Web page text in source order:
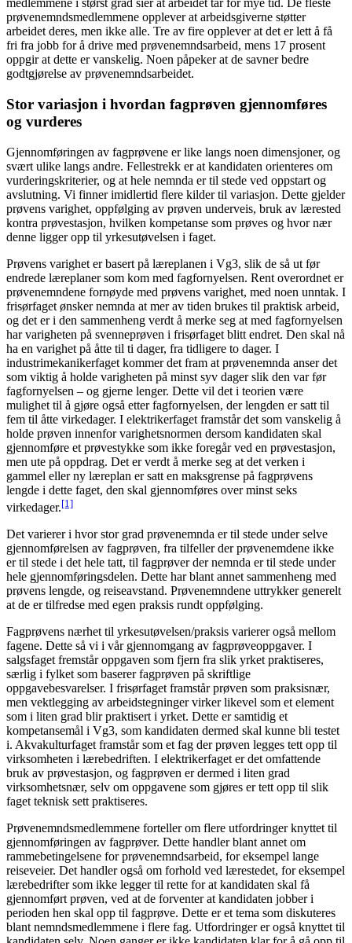
medlemmene i størst grad sier at arbeidet tar for mye tid. De fleste
prøvenemndsmedlemmene opplever at arbeidsgiverne støtter
arbeidet deres, men ikke alle. Tre av fire opplever at det er lett å få
fri fra jobb for å drive med prøvenemndsarbeid, mens 17 prosent
oppgir at dette er vanskelig. Noen påpeker at de savner bedre
godtgjørelse av prøvenemndsarbeidet.
Stor variasjon i hvordan fagprøven gjennomføres
og vurderes
Gjennomføringen av fagprøvene er like langs noen dimensjoner, og
svært ulike langs andre. Fellestrekk er at kandidaten orienteres om
vurderingskriterier, og at hele nemnda er til stede ved oppstart og
avslutning. Vi finner imidlertid flere kilder til variasjon. Dette gjelder
prøvens varighet, oppfølging av prøven underveis, bruk av lærested
kontra prøvestasjon, hvilken kompetanse som prøves og hvor nær
denne ligger opp til yrkesutøvelsen i faget.
Prøvens varighet er basert på læreplanen i Vg3, slik de så ut før
endrede læreplaner som kom med fagfornyelsen. Rent overordnet er
prøvenemndene fornøyde med prøvens varighet, med noen unntak. I
frisørfaget ønsker nemnda at mer av tiden brukes til praktisk arbeid,
og det er i den sammenheng verdt å merke seg at med fagfornyelsen
har varigheten på svenneprøven i frisørfaget blitt endret. Den skal nå
ha en varighet på åtte til ti dager, fra tidligere to dager. I
industrimekanikerfaget kommer det fram at prøvenemnda anser det
som viktig å holde varigheten på minst syv dager slik den var før
fagfornyelsen – og gjerne lenger. Dette vil det i teorien være
mulighet til å gjøre også etter fagfornyelsen, der lengden er satt til
fem til åtte virkedager. I elektrikerfaget framstår det som vanskelig å
holde prøven innenfor varighetsnormen dersom kandidaten skal
gjennomføre et prøvestykke som ikke foregår ved en prøvestasjon,
men ute på oppdrag. Det er verdt å merke seg at det verken i
gammel eller ny læreplan er satt en maksgrense på fagprøvens
lengde i dette faget, den skal gjennomføres over minst seks
virkedager.[1]
Det varierer i hvor stor grad prøvenemnda er til stede under selve
gjennomførelsen av fagprøven, fra tilfeller der prøvenemdene ikke
er til stede i det hele tatt, til fagprøver der nemnda er til stede under
hele gjennomføringsdelen. Dette har blant annet sammenheng med
prøvens lengde, og reiseavstand. Prøvenemndene uttrykker generelt
at de er tilfredse med egen praksis rundt oppfølging.
Fagprøvens nærhet til yrkesutøvelsen/praksis varierer også mellom
fagene. Dette så vi i vår gjennomgang av fagprøveoppgaver. I
salgsfaget fremstår oppgaven som fjern fra slik yrket praktiseres,
særlig i fylket som baserer fagprøven på skriftlige
oppgavebesvarelser. I frisørfaget framstår prøven som praksisnær,
men vektlegging av arbeidstegninger virker likevel som et element
som i liten grad blir praktisert i yrket. Dette er samtidig et
kompetansemål i Vg3, som kandidaten dermed skal kunne bli testet
i. Akvakulturfaget framstår som et fag der prøven legges tett opp til
virksomheten i lærebedriften. I elektrikerfaget er det omfattende
bruk av prøvestasjon, og fagprøven er dermed i liten grad
virksomhetsnær, selv om oppgavene som gjøres er tett opp til slik
faget teknisk sett praktiseres.
Prøvenemndsmedlemmene forteller om flere utfordringer knyttet til
gjennomføringen av fagprøver. Dette handler blant annet om
rammebetingelsene for prøvenemndsarbeid, for eksempel lange
reiseveier. Det handler også om forhold ved lærestedet, for eksempel
lærebedrifter som ikke legger til rette for at kandidaten skal få
gjennomført prøven, ved at de forventer at kandidaten jobber i
perioden hen skal opp til fagprøve. Dette er et tema som diskuteres
blant nemndsmedlemmene i flere fag. Utfordringer er også knyttet til